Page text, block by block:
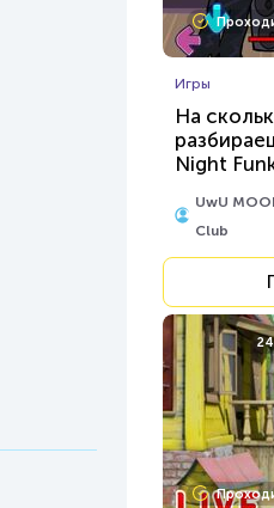
Игры
На
Night
UwU
Club